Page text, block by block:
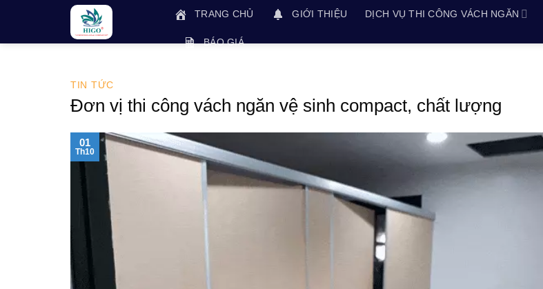
TRANG CHỦ GIỚI THIỆU DỊCH VỤ THI CÔNG VÁCH NGĂN
BÁO GIÁ
TIN TỨC
Đơn vị thi công vách ngăn vệ sinh compact, chất lượng
01
Th10